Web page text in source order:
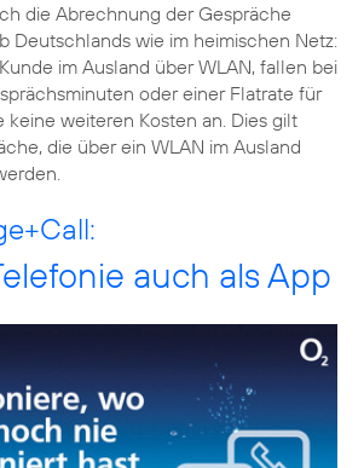
die Abrechnung der Gespräche
Deutschlands wie im heimischen Netz:
im Ausland über WLAN, fallen bei
oder einer Flatrate für
keine weiteren Kosten an. Dies gilt
die über ein WLAN im Ausland
auch als App